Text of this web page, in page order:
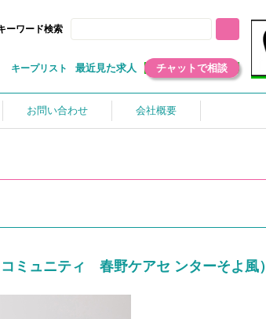
ーワード検索
キープリスト 最近見た求人 チャットで相談
お問い合わせ 会社概要
ミュニティ 春野ケアセ ンターそよ風）